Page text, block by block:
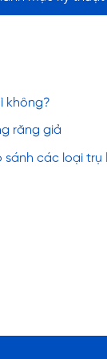
không?
răng giả
sánh các loại trụ